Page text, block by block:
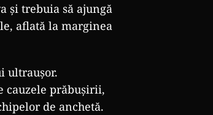
și trebuia să ajungă
aflată la marginea
ultraușor.
cauzele prăbușirii,
de anchetă.